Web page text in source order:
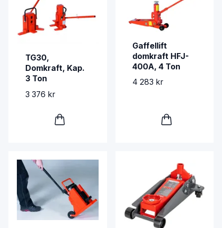
TG30,
Domkraft, Kap.
3 Ton
3 376 kr
Gaffellift
domkraft HFJ-
400A, 4 Ton
4 283 kr